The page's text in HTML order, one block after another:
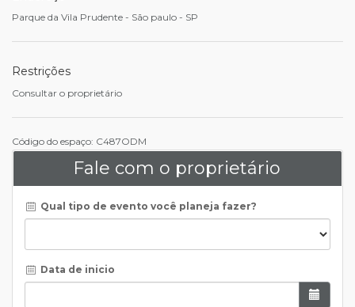
Parque da Vila Prudente - São paulo - SP
Restrições
Consultar o proprietário
Código do espaço: C487ODM
Fale com o proprietário
Qual tipo de evento você planeja fazer?
Data de inicio